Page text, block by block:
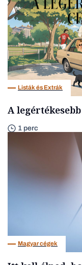
Listák és Extrák
A
1 perc
Magyar cégek